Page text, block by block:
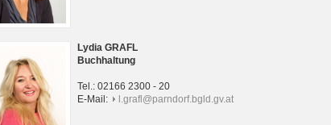
Lydia GRAFL
Buchhaltung
Tel.: 02166 2300 - 20
E-Mail:
l.grafl@parndorf.bgld.gv.at